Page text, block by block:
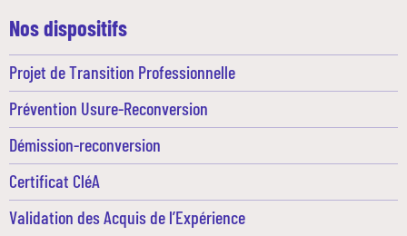
Nos dispositifs
Projet de Transition Professionnelle
Prévention Usure-Reconversion
Démission-reconversion
Certificat CléA
Validation des Acquis de l’Expérience